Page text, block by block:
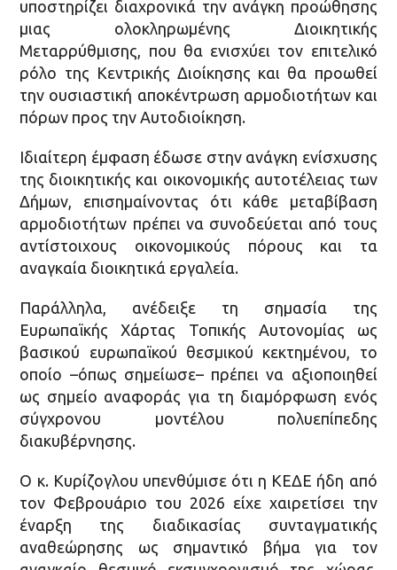
υποστηρίζει διαχρονικά την ανάγκη προώθησης
μιας ολοκληρωμένης Διοικητικής
Μεταρρύθμισης, που θα ενισχύει τον επιτελικό
ρόλο της Κεντρικής Διοίκησης και θα προωθεί
την ουσιαστική αποκέντρωση αρμοδιοτήτων και
πόρων προς την Αυτοδιοίκηση.
Ιδιαίτερη έμφαση έδωσε στην ανάγκη ενίσχυσης
της διοικητικής και οικονομικής αυτοτέλειας των
Δήμων, επισημαίνοντας ότι κάθε μεταβίβαση
αρμοδιοτήτων πρέπει να συνοδεύεται από τους
αντίστοιχους οικονομικούς πόρους και τα
αναγκαία διοικητικά εργαλεία.
Παράλληλα, ανέδειξε τη σημασία της
Ευρωπαϊκής Χάρτας Τοπικής Αυτονομίας ως
βασικού ευρωπαϊκού θεσμικού κεκτημένου, το
οποίο –όπως σημείωσε– πρέπει να αξιοποιηθεί
ως σημείο αναφοράς για τη διαμόρφωση ενός
σύγχρονου μοντέλου πολυεπίπεδης
διακυβέρνησης.
Ο κ. Κυρίζογλου υπενθύμισε ότι η ΚΕΔΕ ήδη από
τον Φεβρουάριο του 2026 είχε χαιρετίσει την
έναρξη της διαδικασίας συνταγματικής
αναθεώρησης ως σημαντικό βήμα για τον